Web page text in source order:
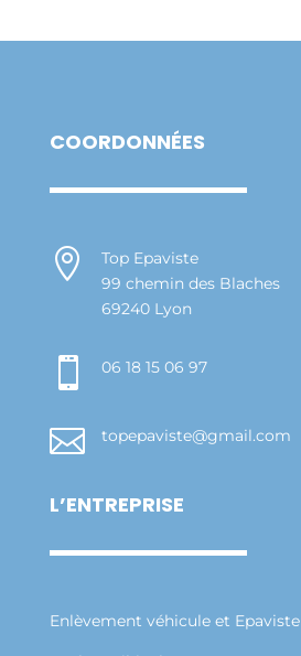
COORDONNÉES

Top Epaviste
99 chemin des Blaches
69240 Lyon
 06 18 15 06 97
 topepaviste@gmail.com
L’ENTREPRISE
Enlèvement véhicule et Epaviste